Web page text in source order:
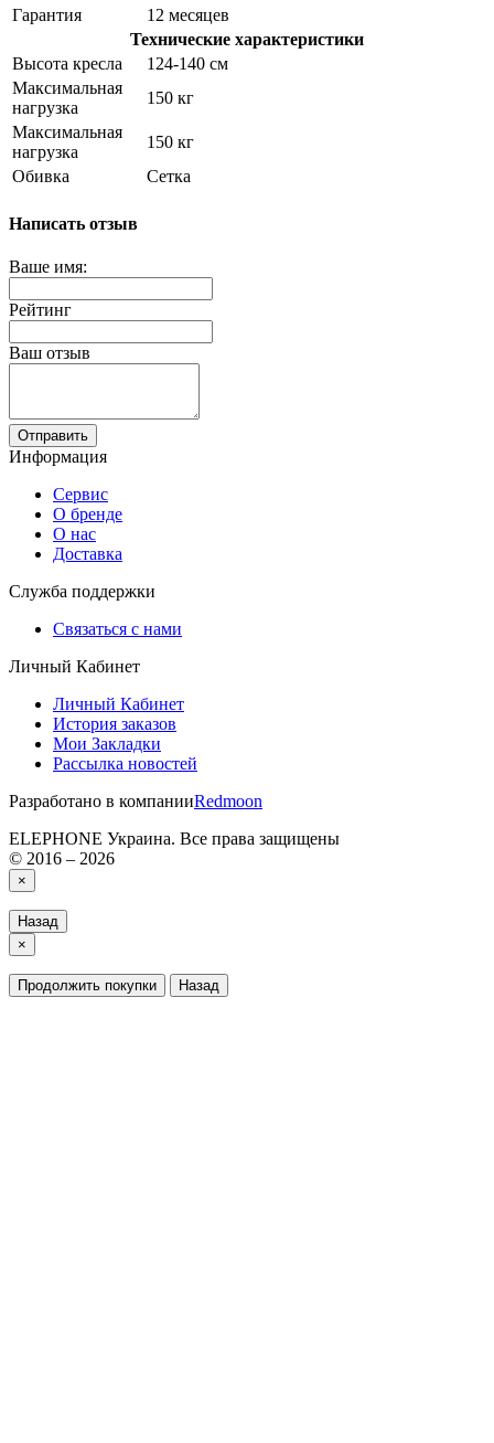
Гарантия
12 месяцев
Технические характеристики
Высота кресла
124-140 см
Максимальная
нагрузка
150 кг
Максимальная
нагрузка
150 кг
Обивка
Сетка
Написать отзыв
Ваше имя:
Рейтинг
Ваш отзыв
Отправить
Информация
Сервис
О бренде
О нас
Доставка
Служба поддержки
Связаться с нами
Личный Кабинет
Личный Кабинет
История заказов
Мои Закладки
Рассылка новостей
Разработано в компанииRedmoon
ELEPHONE Украина. Все права защищены
© 2016 – 2026
×
Назад
×
Продолжить покупки Назад